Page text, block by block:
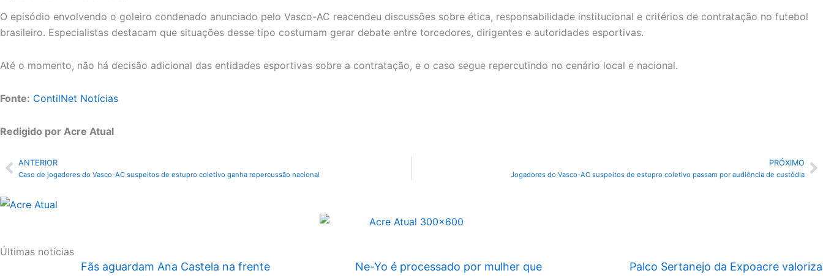
O episódio envolvendo o goleiro condenado anunciado pelo Vasco-AC reacendeu discussões sobre ética, responsabilidade institucional e critérios de contratação no futebol
brasileiro. Especialistas destacam que situações desse tipo costumam gerar debate entre torcedores, dirigentes e autoridades esportivas.
Até o momento, não há decisão adicional das entidades esportivas sobre a contratação, e o caso segue repercutindo no cenário local e nacional.
Fonte: ContilNet Notícias
Redigido por Acre Atual
Anterior
ANTERIOR
Caso de jogadores do Vasco-AC suspeitos de estupro coletivo ganha repercussão nacional
PRÓXIMO
Jogadores do Vasco-AC suspeitos de estupro coletivo passam por audiência de custódia
Últimas notícias
Fãs aguardam Ana Castela na frente
Ne-Yo é processado por mulher que
Palco Sertanejo da Expoacre valoriza